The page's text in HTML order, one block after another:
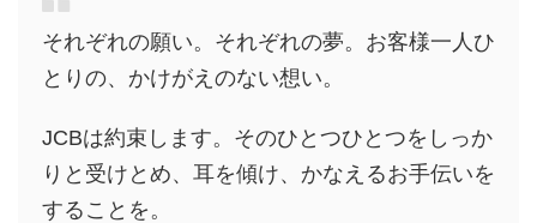
それぞれの願い。それぞれの夢。お客様一人ひ
とりの、かけがえのない想い。
JCBは約束します。そのひとつひとつをしっか
りと受けとめ、耳を傾け、かなえるお手伝いを
することを。